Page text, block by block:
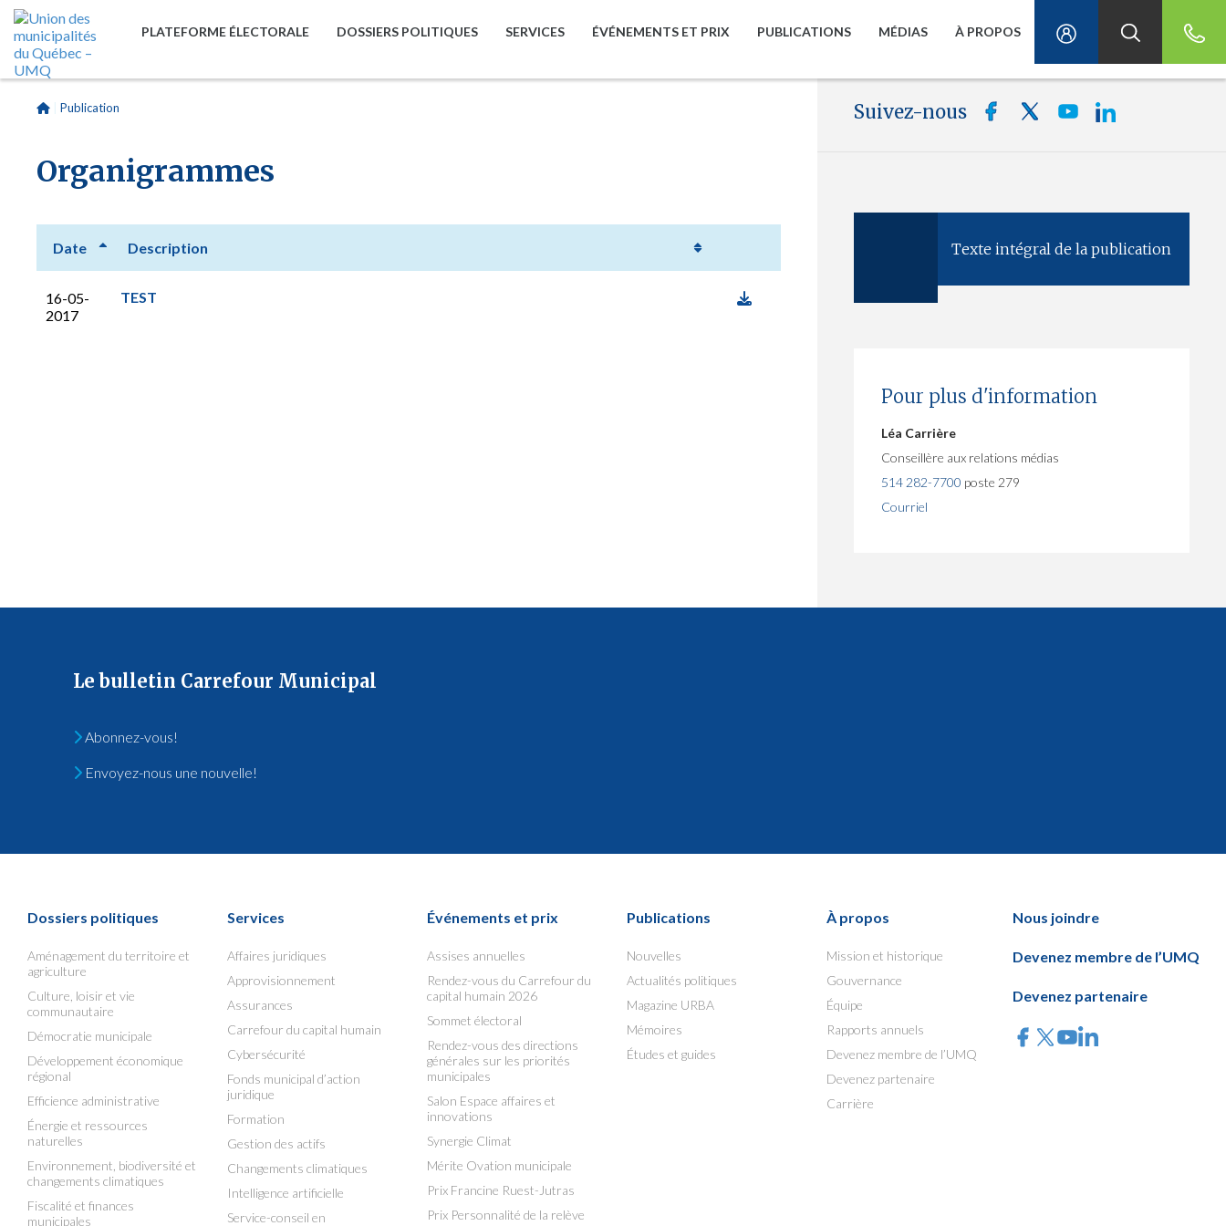
PLATEFORME ÉLECTORALE DOSSIERS POLITIQUES SERVICES ÉVÉNEMENTS ET PRIX PUBLICATIONS MÉDIAS À PROPOS
Publication
Organigrammes
Date Description
16-05-
2017
TEST
Suivez-nous
Texte intégral de la publication
Pour plus d'information
Léa Carrière
Conseillère aux relations médias
514 282-7700 poste 279
Courriel
Le bulletin Carrefour Municipal
Abonnez-vous!
Envoyez-nous une nouvelle!
Dossiers politiques
Aménagement du territoire et
agriculture
Culture, loisir et vie
communautaire
Démocratie municipale
Développement économique
régional
Efficience administrative
Énergie et ressources
naturelles
Environnement, biodiversité et
changements climatiques
Fiscalité et finances
municipales
Services
Affaires juridiques
Approvisionnement
Assurances
Carrefour du capital humain
Cybersécurité
Fonds municipal d’action
juridique
Formation
Gestion des actifs
Changements climatiques
Intelligence artificielle
Service-conseil en
Événements et prix
Assises annuelles
Rendez-vous du Carrefour du
capital humain 2026
Sommet électoral
Rendez-vous des directions
générales sur les priorités
municipales
Salon Espace affaires et
innovations
Synergie Climat
Mérite Ovation municipale
Prix Francine Ruest-Jutras
Prix Personnalité de la relève
Publications
Nouvelles
Actualités politiques
Magazine URBA
Mémoires
Études et guides
À propos
Mission et historique
Gouvernance
Équipe
Rapports annuels
Devenez membre de l’UMQ
Devenez partenaire
Carrière
Nous joindre
Devenez membre de l’UMQ
Devenez partenaire